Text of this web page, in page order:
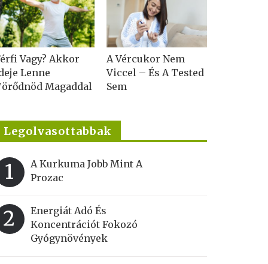
Vagy? Akkor
Lenne
Magaddal
A Vércukor Nem
Viccel – És A Tested
Sem
Legolvasottabbak
1
A Kurkuma Jobb Mint A
Prozac
2
Energiát Adó És
Koncentrációt Fokozó
Gyógynövények